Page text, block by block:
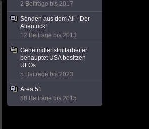
2 Beiträge bis 2017
Sonden aus dem All - Der
Alientrick!
12 Beiträge bis 2013
Geheimdienstmitarbeiter
behauptet USA besitzen
UFOs
5 Beiträge bis 2023
Area 51
88 Beiträge bis 2015